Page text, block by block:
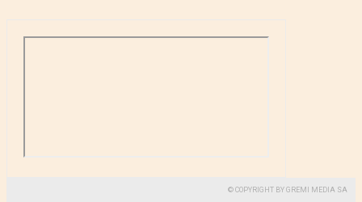
© COPYRIGHT BY GREMI MEDIA SA